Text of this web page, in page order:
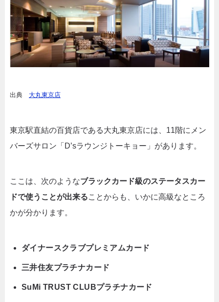
出典 大丸東京店
東京駅直結の百貨店である大丸東京店には、11階にメン
バーズサロン「D’sラウンジトーキョー」があります。
ここは、次のようなブラックカード級のステータスカー
ドで使うことが出来ることからも、いかに高級なところ
かが分かります。
ダイナースクラブプレミアムカード
三井住友プラチナカード
SuMi TRUST CLUBプラチナカード